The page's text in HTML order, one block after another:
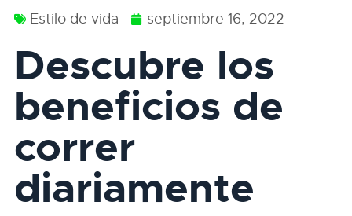
Estilo de vida septiembre 16, 2022
Descubre los
beneficios de
correr
diariamente